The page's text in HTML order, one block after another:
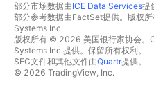
部分市场数据由ICE Data Services提
部分参考数据由FactSet提供。版权
Systems Inc.
版权所有 © 2026 美国银行家协会。
Systems Inc.提供。保留所有权利。
SEC文件和其他文件由Quartr提供。
© 2026 TradingView, Inc.